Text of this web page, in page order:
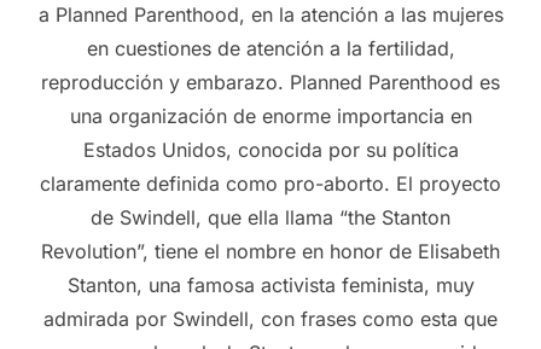
a Planned Parenthood, en la atención a las mujeres
en cuestiones de atención a la fertilidad,
reproducción y embarazo. Planned Parenthood es
una organización de enorme importancia en
Estados Unidos, conocida por su política
claramente definida como pro-aborto. El proyecto
de Swindell, que ella llama “the Stanton
Revolution”, tiene el nombre en honor de Elisabeth
Stanton, una famosa activista feminista, muy
admirada por Swindell, con frases como esta que